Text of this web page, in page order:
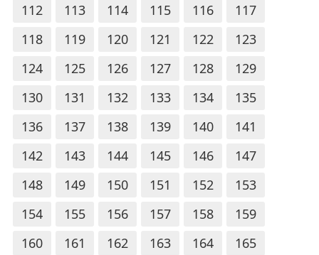
112
113 114 115 116
117
118
119 120 121 122
123
124
125 126 127 128
129
130
131 132 133 134
135
136
137 138 139 140
141
142
143 144 145 146
147
148
149 150 151 152
153
154
155 156 157 158
159
160
161 162 163 164
165